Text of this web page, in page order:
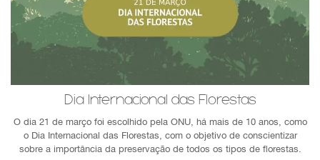
Dia Internacional das Florestas
O dia 21 de março foi escolhido pela ONU, há mais de 10 anos, como
o Dia Internacional das Florestas, com o objetivo de conscientizar
sobre a importância da preservação de todos os tipos de florestas.